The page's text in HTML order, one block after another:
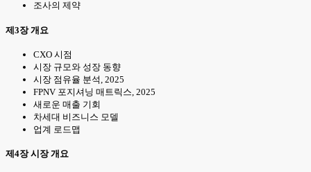
조사의 제약
제3장 개요
CXO 시점
시장 규모와 성장 동향
시장 점유율 분석, 2025
FPNV 포지셔닝 매트릭스, 2025
새로운 매출 기회
차세대 비즈니스 모델
업계 로드맵
제4장 시장 개요